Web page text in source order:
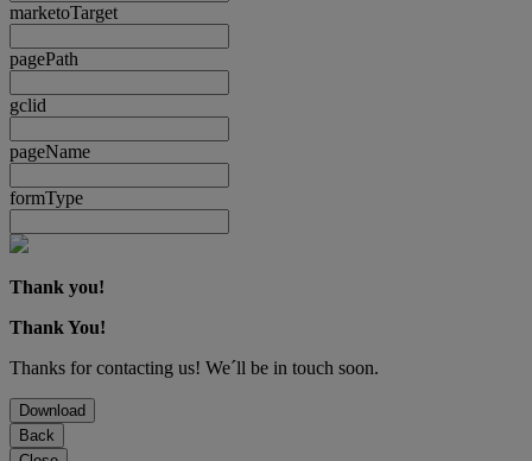
marketoTarget
pagePath
gclid
pageName
formType
Thank you!
Thank You!
Thanks for contacting us! We´ll be in touch soon.
Download
Back